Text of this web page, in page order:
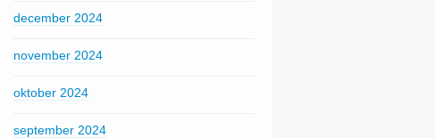
december 2024
november 2024
oktober 2024
september 2024